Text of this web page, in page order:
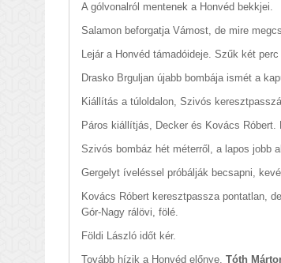
A gólvonalról mentenek a Honvéd bekkjei.
Salamon beforgatja Vámost, de mire
Lejár a Honvéd támadóideje. Szűk két
Drasko Brguljan újabb bombája ismét a
Kiállítás a túloldalon, Szivós
Páros kiállítjás, Decker és Kovács
Szivós bombáz hét méterről, a lapos jobb
Gergelyt íveléssel próbálják becsapni,
Kovács Róbert keresztpassza pontatlan,
Gór-Nagy rálövi, fölé.
Földi László időt kér.
Tovább hízik a Honvéd előnye, Tóth